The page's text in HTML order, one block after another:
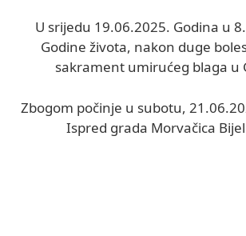
U srijedu 19.06.2025. Godina u
Godine života, nakon duge
sakrament umirućeg blaga u
Zbogom počinje u subotu,
Ispred grada Morvačica